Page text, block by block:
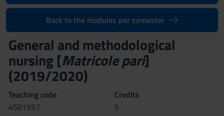
Back to the modules per semester
General and methodological
nursing [Matricole pari]
(2019/2020)
Teaching code
4S01557
Credits
5